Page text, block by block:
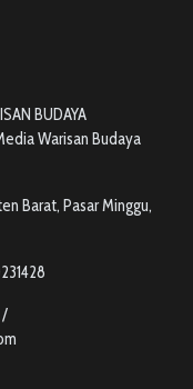
BUDAYA
Warisan Budaya
Barat, Pasar Minggu,
/